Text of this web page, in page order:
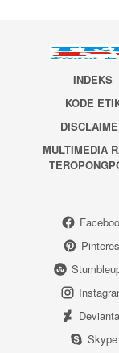
INDEKS
KODE
MULTIMEDIA
Skype